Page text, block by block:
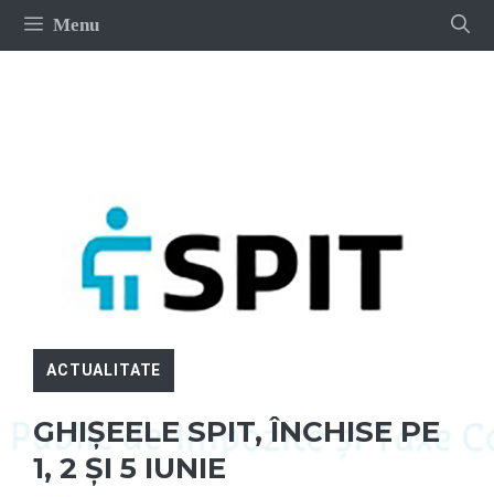
Sari
Menu
ACTUALITATE
GHIȘEELE SPIT, ÎNCHISE PE
1, 2 ȘI 5 IUNIE